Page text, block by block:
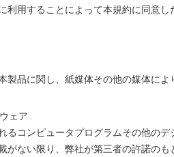
利用することによって本規約に同意
製品に関し、紙媒体その他の媒体に
ェア
るコンピュータプログラムその他の
がない限り、弊社が第三者の許諾のも